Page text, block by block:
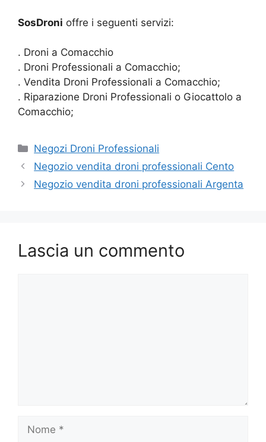
SosDroni offre i seguenti servizi:
. Droni a Comacchio
. Droni Professionali a Comacchio;
. Vendita Droni Professionali a Comacchio;
. Riparazione Droni Professionali o Giocattolo a
Comacchio;
Categorie
Negozi Droni Professionali
Negozio vendita droni professionali Cento
Negozio vendita droni professionali Argenta
Lascia un commento
Nome